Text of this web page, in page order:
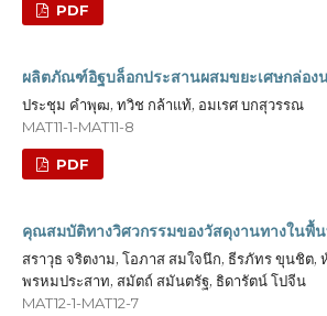
PDF
ผลิตภัณฑ์อิฐบล็อกประสานผสมขยะเศษกล่อง
ประชุม คำพุฒ, ทวิช กล้าแท้, อมเรศ บกสุวรรณ
MAT11-1-MAT11-8
PDF
คุณสมบัติทางวิศวกรรมของวัสดุงานทางในพื้
สราวุธ จริตงาม, โอภาส สมใจนึก, ธีรภัทร ขุนชิต
พรหมประสาท, สมัตถ์ สมันตรัฐ, ธิดารัตน์ โปจีน
MAT12-1-MAT12-7